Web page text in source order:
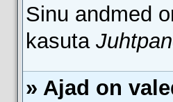
Sinu andmed
kasuta
» Ajad on